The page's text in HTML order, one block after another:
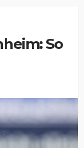
So